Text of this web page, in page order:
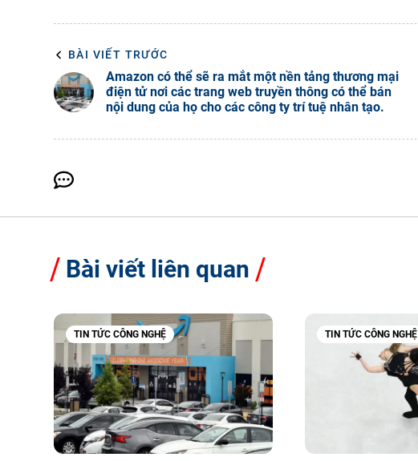
BÀI VIẾT TRƯỚC
Amazon có thể sẽ ra mắt một nền tảng thương mại
điện tử nơi các trang web truyền thông có thể bán
nội dung của họ cho các công ty trí tuệ nhân tạo.
Bài viết liên quan
TIN TỨC CÔNG NGHỆ TIN TỨC CÔNG NGHỆ